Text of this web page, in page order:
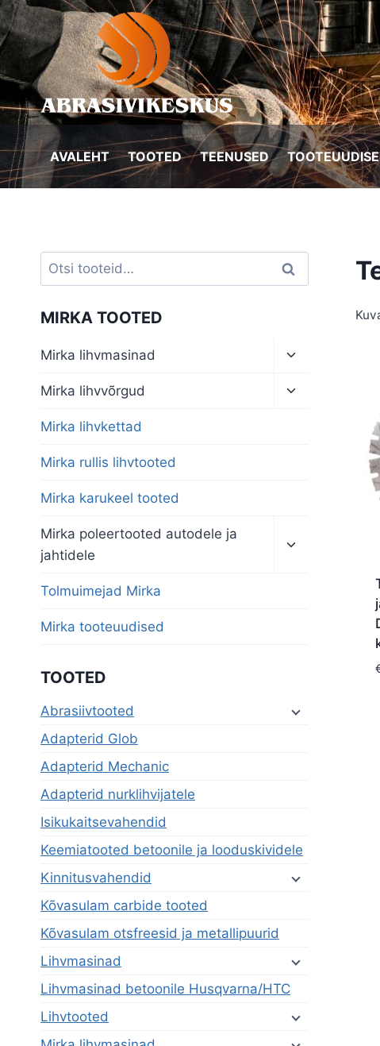
Skip
to
content
AVALEHT TOOTED TEENUSED
Otsi: Otsi
MIRKA TOOTED
Mirka lihvmasinad
Toggle
menu
Mirka lihvvõrgud
Toggle
Mirka lihvkettad
Mirka rullis lihvtooted
Mirka karukeel tooted
Mirka poleertooted autodele ja
jahtidele
child
Tolmuimejad Mirka
Mirka tooteuudised
TOOTED
Abrasiivtooted
Adapterid Glob
Adapterid Mechanic
Adapterid nurklihvijatele
Isikukaitsevahendid
Keemiatooted betoonile ja looduskividele
Kinnitusvahendid
Kõvasulam carbide tooted
Kõvasulam otsfreesid ja metallipuurid
Lihvmasinad
Lihvmasinad betoonile Husqvarna/HTC
Lihvtooted